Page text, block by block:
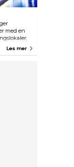
med en
kalt
Les mer